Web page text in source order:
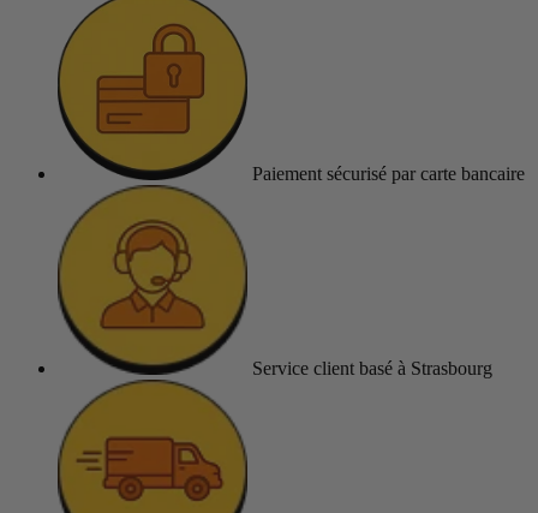
Paiement sécurisé par carte bancaire
Service client basé à Strasbourg